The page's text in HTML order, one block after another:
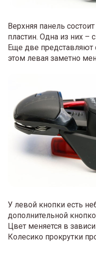
Верхняя панель
пластин. Одна из них –
Еще две представляют
этом левая заметно
У левой кнопки есть
дополнительной
Цвет меняется в
Колесико прокрутки